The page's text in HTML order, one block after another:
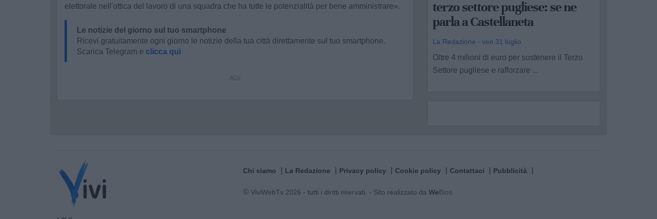
elettorale nell'ottica del lavoro di una squadra che ha tutte le potenzialità per bene amministrare».
Le notizie del giorno sul tuo smartphone
Ricevi gratuitamente ogni giorno le notizie della tua città direttamente sul tuo smartphone.
Scarica Telegram e clicca qui
terzo settore pugliese: se ne
parla a Castellaneta
La Redazione - ven 31 luglio
Oltre 4 milioni di euro per sostenere il Terzo
Settore pugliese e rafforzare ...
Chi siamo La Redazione Privacy policy Cookie policy Contattaci Pubblicità
© ViviWebTv 2026 - tutti i diritti riservati. - Sito realizzato da WeBios